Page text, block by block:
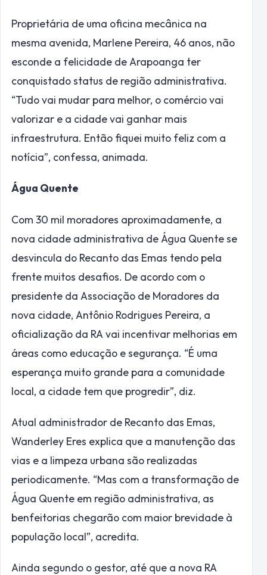
Proprietária de uma oficina mecânica na
mesma avenida, Marlene Pereira, 46 anos, não
esconde a felicidade de Arapoanga ter
conquistado status de região administrativa.
“Tudo vai mudar para melhor, o comércio vai
valorizar e a cidade vai ganhar mais
infraestrutura. Então fiquei muito feliz com a
notícia”, confessa, animada.
Água Quente
Com 30 mil moradores aproximadamente, a
nova cidade administrativa de Água Quente se
desvincula do Recanto das Emas tendo pela
frente muitos desafios. De acordo com o
presidente da Associação de Moradores da
nova cidade, Antônio Rodrigues Pereira, a
oficialização da RA vai incentivar melhorias em
áreas como educação e segurança. “É uma
esperança muito grande para a comunidade
local, a cidade tem que progredir”, diz.
Atual administrador de Recanto das Emas,
Wanderley Eres explica que a manutenção das
vias e a limpeza urbana são realizadas
periodicamente. “Mas com a transformação de
Água Quente em região administrativa, as
benfeitorias chegarão com maior brevidade à
população local”, acredita.
Ainda segundo o gestor, até que a nova RA